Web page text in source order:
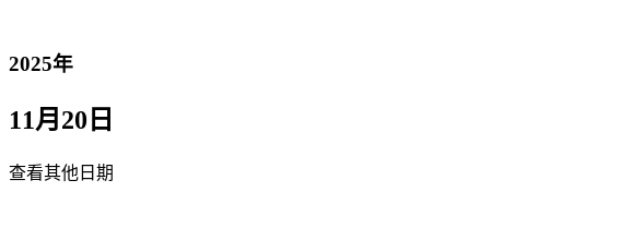
2025年
11月20日
查看其他日期